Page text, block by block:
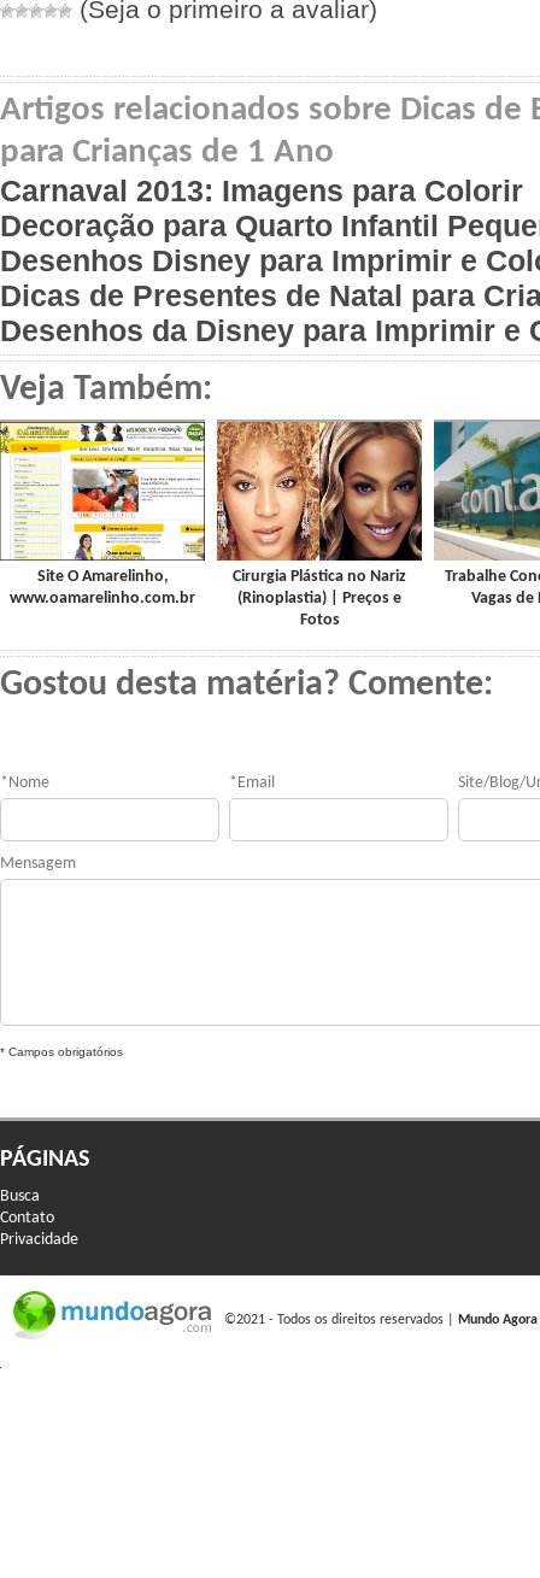
(Seja o primeiro a avaliar)
Artigos relacionados sobre Dicas de
para Crianças de 1 Ano
Carnaval 2013: Imagens para Colorir
Decoração para Quarto Infantil
Desenhos Disney para Imprimir e
Dicas de Presentes de Natal para
Desenhos da Disney para Imprimir e
Veja Também:
Site O Amarelinho,
www.oamarelinho.com.br
Cirurgia Plástica no Nariz
(Rinoplastia) | Preços e
Fotos
Trabalhe
Vagas de
Gostou desta matéria? Comente:
* Nome * Email Site/Blog/
Mensagem
* Campos obrigatórios
PÁGINAS
Busca
Contato
Privacidade
©2021 - Todos os direitos reservados | Mundo Agora